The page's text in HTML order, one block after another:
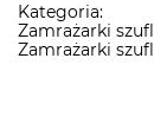
Kategoria:
Zamrażarki
Zamrażarki